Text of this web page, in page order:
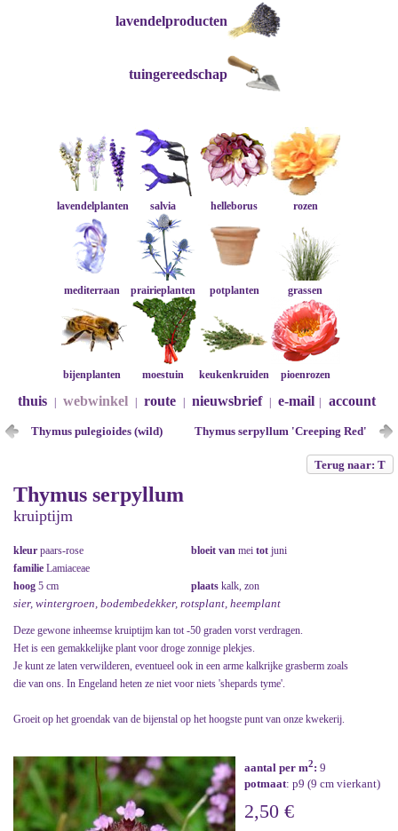
lavendelproducten
tuingereedschap
lavendelplanten salvia helleborus rozen
mediterraan prairieplanten potplanten grassen
bijenplanten moestuin keukenkruiden pioenrozen
thuis webwinkel route nieuwsbrief e-mail account
Thymus pulegioides (wild) Thymus serpyllum 'Creeping Red'
Terug naar: T
Thymus serpyllum
kruiptijm
kleur paars-rose bloeit van mei tot juni
familie Lamiaceae
hoog 5 cm plaats kalk, zon
sier, wintergroen, bodembedekker, rotsplant, heemplant
Deze gewone inheemse kruiptijm kan tot -50 graden vorst verdragen.
Het is een gemakkelijke plant voor droge zonnige plekjes.
Je kunt ze laten verwilderen, eventueel ook in een arme kalkrijke grasberm zoals
die van ons. In Engeland heten ze niet voor niets 'shepards tyme'.
Groeit op het groendak van de bijenstal op het hoogste punt van onze kwekerij.
aantal per m2: 9
potmaat: p9 (9 cm vierkant)
2,50 €